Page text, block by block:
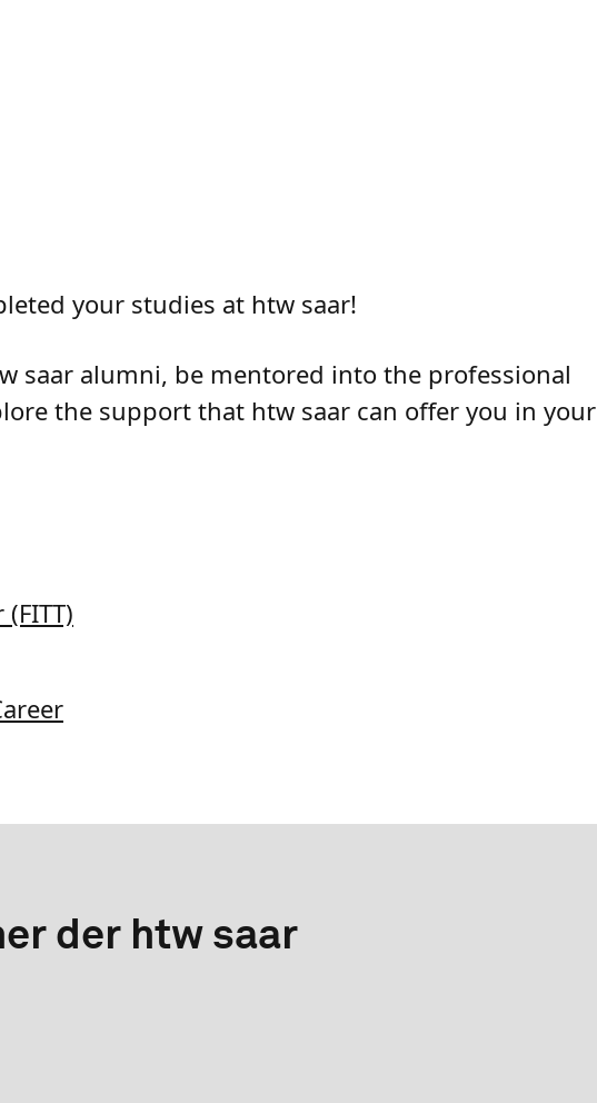
your studies at htw saar!
saar alumni, be mentored into the professional
the support that htw saar can offer you in your
der htw saar